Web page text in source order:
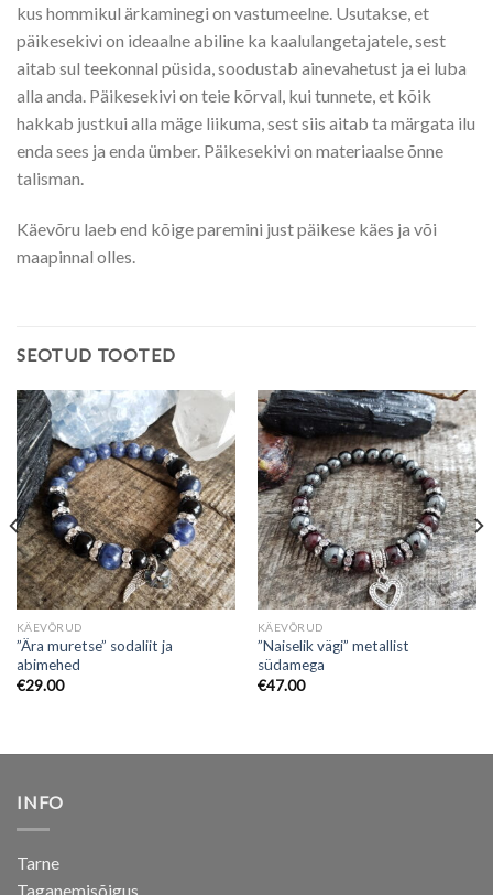
kus hommikul ärkaminegi on vastumeelne. Usutakse, et
päikesekivi on ideaalne abiline ka kaalulangetajatele, sest
aitab sul teekonnal püsida, soodustab ainevahetust ja ei luba
alla anda. Päikesekivi on teie kõrval, kui tunnete, et kõik
hakkab justkui alla mäge liikuma, sest siis aitab ta märgata ilu
enda sees ja enda ümber. Päikesekivi on materiaalse õnne
talisman.
Käevõru laeb end kõige paremini just päikese käes ja või
maapinnal olles.
SEOTUD TOOTED
KÄEVÕRUD
”Ära muretse” sodaliit ja
abimehed
€29.00
KÄEVÕRUD
”Naiselik vägi” metallist
südamega
€47.00
INFO
Tarne
Taganemisõigus